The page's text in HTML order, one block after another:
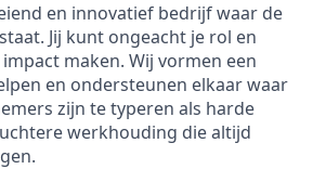
en innovatief bedrijf waar de
Jij kunt ongeacht je rol en
maken. Wij vormen een
en ondersteunen elkaar waar
zijn te typeren als harde
werkhouding die altijd